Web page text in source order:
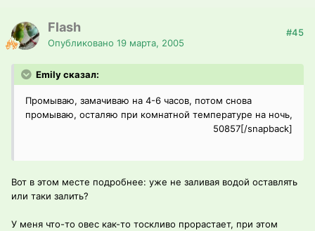
Flash
Опубликовано 19 марта, 2005
#45
Emily сказал:
Промываю, замачиваю на 4-6 часов, потом снова
промываю, осталяю при комнатной температуре на ночь,
50857[/snapback]
Вот в этом месте подробнее: уже не заливая водой оставлять
или таки залить?
У меня что-то овес как-то тоскливо прорастает, при этом